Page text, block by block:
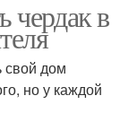
чердак в
свой дом
но у каждой